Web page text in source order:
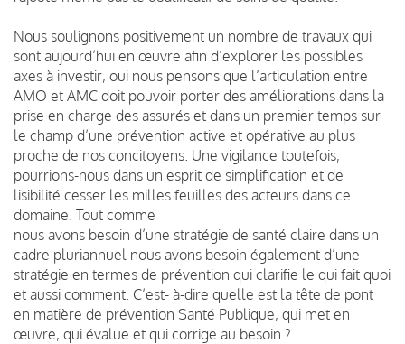
Nous soulignons positivement un nombre de travaux qui
sont aujourd’hui en œuvre afin d’explorer les possibles
axes à investir, oui nous pensons que l’articulation entre
AMO et AMC doit pouvoir porter des améliorations dans la
prise en charge des assurés et dans un premier temps sur
le champ d’une prévention active et opérative au plus
proche de nos concitoyens. Une vigilance toutefois,
pourrions-nous dans un esprit de simplification et de
lisibilité cesser les milles feuilles des acteurs dans ce
domaine. Tout comme
nous avons besoin d’une stratégie de santé claire dans un
cadre pluriannuel nous avons besoin également d’une
stratégie en termes de prévention qui clarifie le qui fait quoi
et aussi comment. C’est- à-dire quelle est la tête de pont
en matière de prévention Santé Publique, qui met en
œuvre, qui évalue et qui corrige au besoin ?